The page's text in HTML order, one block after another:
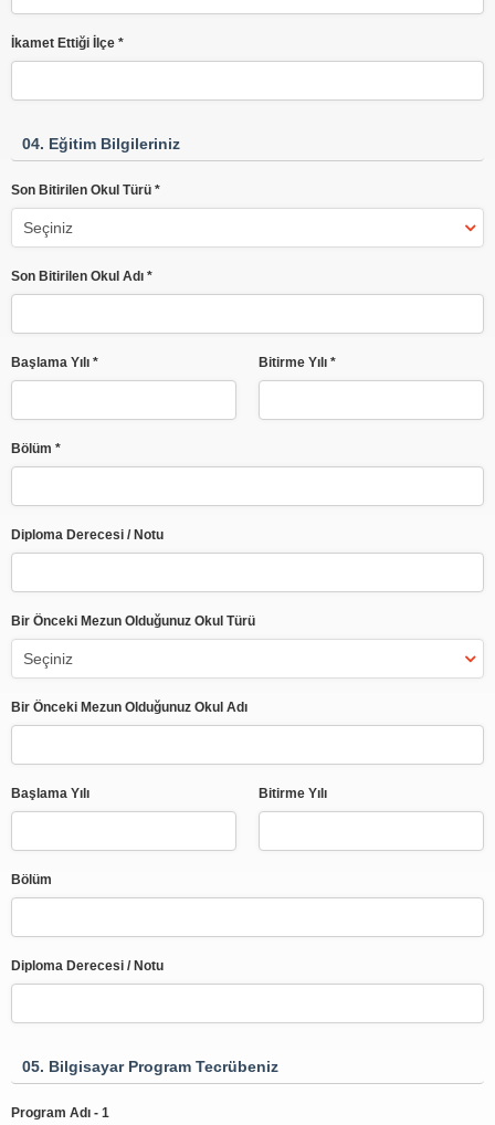
İkamet Ettiği İlçe *
04. Eğitim Bilgileriniz
Son Bitirilen Okul Türü *
Son Bitirilen Okul Adı *
Başlama Yılı * Bitirme Yılı *
Bölüm *
Diploma Derecesi / Notu
Bir Önceki Mezun Olduğunuz Okul Türü
Bir Önceki Mezun Olduğunuz Okul Adı
Başlama Yılı Bitirme Yılı
Bölüm
Diploma Derecesi / Notu
05. Bilgisayar Program Tecrübeniz
Program Adı - 1